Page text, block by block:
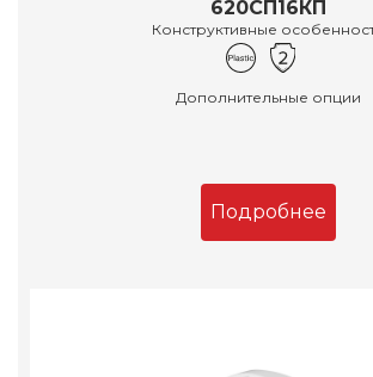
620СП16КП
Конструктивные
Дополнительные опции
Подробнее